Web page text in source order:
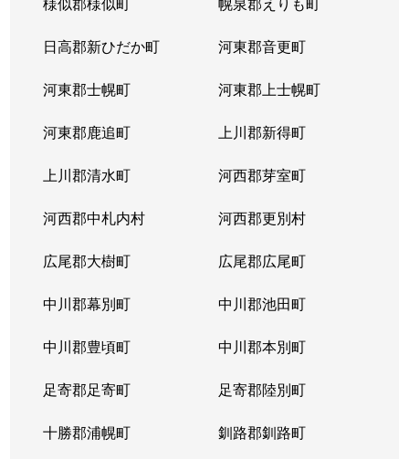
日高郡新ひだか町 河東郡音更町
河東郡士幌町 河東郡上士幌町
河東郡鹿追町 上川郡新得町
上川郡清水町 河西郡芽室町
河西郡中札内村 河西郡更別村
広尾郡大樹町 広尾郡広尾町
中川郡幕別町 中川郡池田町
中川郡豊頃町 中川郡本別町
足寄郡足寄町 足寄郡陸別町
十勝郡浦幌町 釧路郡釧路町